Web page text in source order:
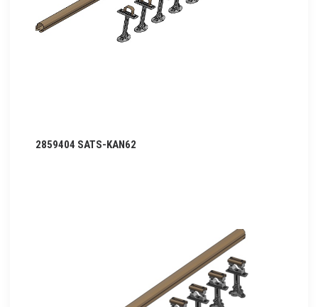
2859404 SATS-KAN62